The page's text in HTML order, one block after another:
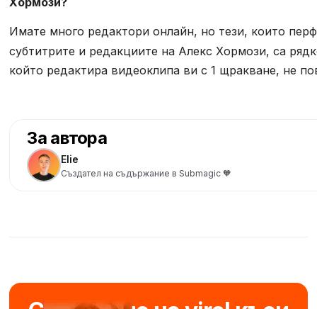
Имате много редактори онлайн, но тези, които
субтитрите и редакциите на Алекс Хормози, са
който редактира видеоклипа ви с 1 щракване, не
За автора
Elie
Създател на съдържание в Submagic 🧡